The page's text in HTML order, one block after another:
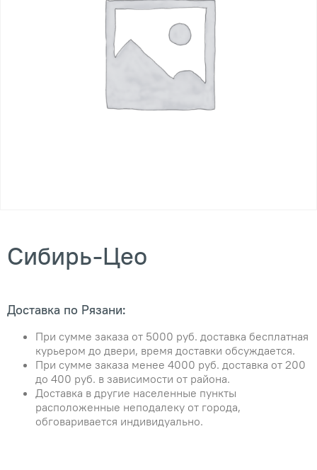
Сибирь-Цео
Доставка по Рязани:
При сумме заказа от 5000 руб. доставка бесплатная
курьером до двери, время доставки обсуждается.
При сумме заказа менее 4000 руб. доставка от 200
до 400 руб. в зависимости от района.
Доставка в другие населенные пункты
расположенные неподалеку от города,
обговаривается индивидуально.